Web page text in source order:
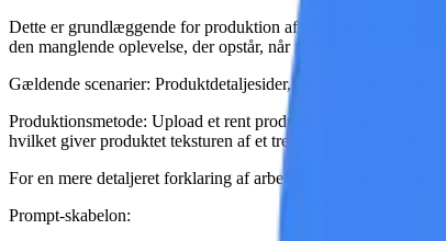
Dette er grundlæggende for produktion af e-handelsvideoer.
den manglende oplevelse, der opstår, når man ikke kan røre
Gældende scenarier: Produktdetaljesider, Taobao/Tmall-
Produktionsmetode: Upload et rent produktbillede med hvid
hvilket giver produktet teksturen af et tredimensionelt fysisk
For en mere detaljeret forklaring af arbejdsgangen fra billede
Prompt-skabelon: